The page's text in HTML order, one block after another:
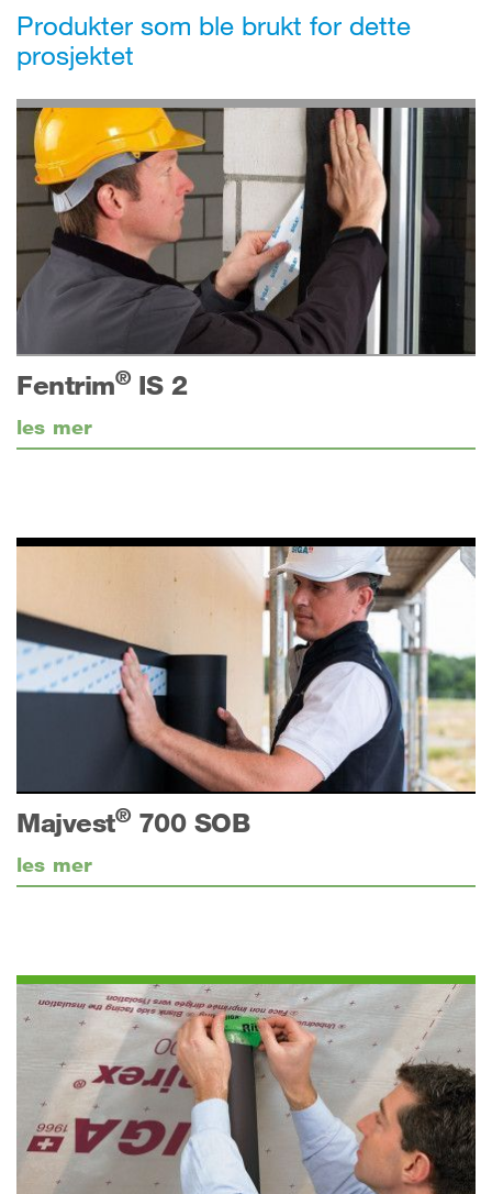
Produkter som ble brukt for dette
prosjektet
Fentrim®IS 2
les mer
Majvest®700 SOB
les mer